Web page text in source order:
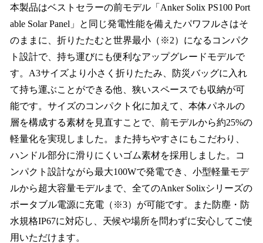
本製品はベストセラーの前モデル「Anker Solix PS100 Port
able Solar Panel」と同じ発電性能を備えたパワフルさはそ
のままに、折りたたむと世界最小（※2）になるコンパク
ト設計で、持ち運びにも便利なアップグレードモデルで
す。A3サイズより小さく折りたたみ、防災バッグに入れ
て持ち運ぶことができる他、狭いスペースでも収納が可
能です。サイズのコンパクト化に加えて、本体パネルの
層を構成する素材を見直すことで、前モデルから約25%の
軽量化を実現しました。また持ちやすさにもこだわり、
ハンドル部分に滑りにくいゴム素材を採用しました。コ
ンパクト設計ながら最大100Wで発電でき、小型軽量モデ
ルから超大容量モデルまで、全てのAnker Solixシリーズの
ポータブル電源に充電（※3）が可能です。また防塵・防
水規格IP67に対応し、天候や場所を問わずに安心してご使
用いただけます。